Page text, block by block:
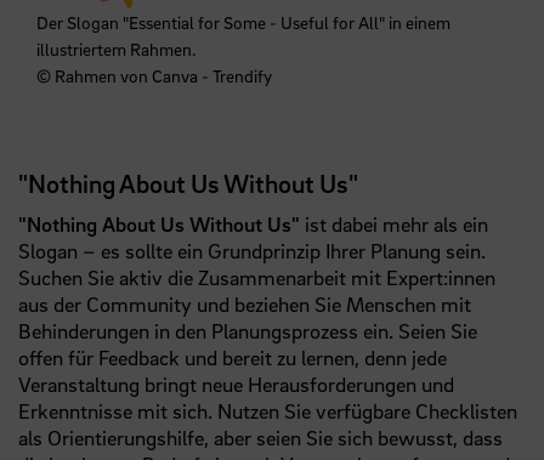
Der Slogan "Essential for Some - Useful for All" in einem
illustriertem Rahmen.
© Rahmen von Canva - Trendify
"Nothing About Us Without Us"
"Nothing About Us Without Us" ist dabei mehr als ein
Slogan – es sollte ein Grundprinzip Ihrer Planung sein.
Suchen Sie aktiv die Zusammenarbeit mit Expert:innen
aus der Community und beziehen Sie Menschen mit
Behinderungen in den Planungsprozess ein. Seien Sie
offen für Feedback und bereit zu lernen, denn jede
Veranstaltung bringt neue Herausforderungen und
Erkenntnisse mit sich. Nutzen Sie verfügbare Checklisten
als Orientierungshilfe, aber seien Sie sich bewusst, dass